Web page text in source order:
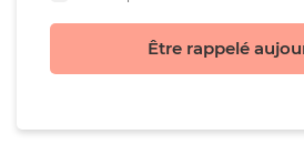
Être rappelé